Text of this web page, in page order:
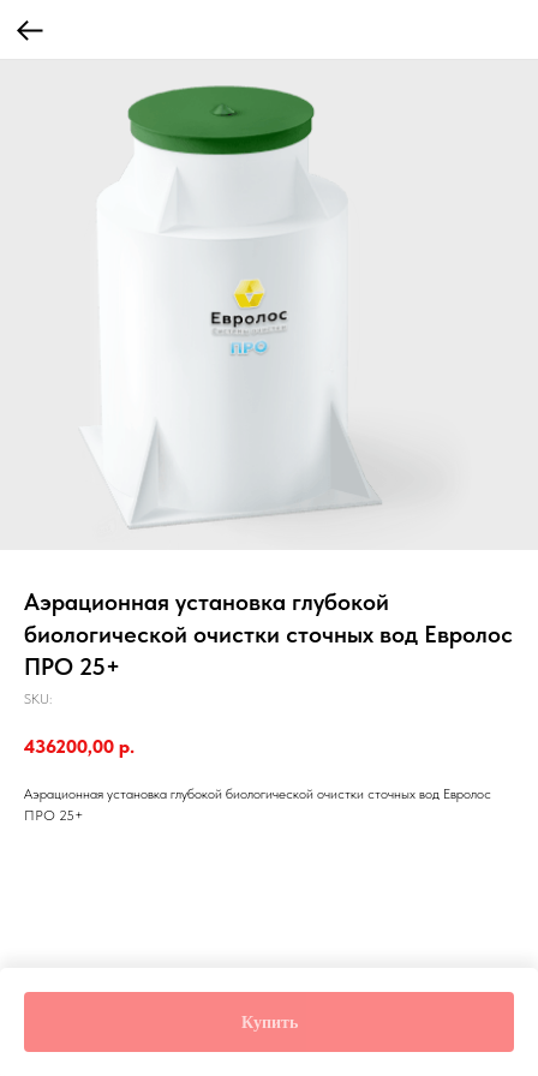
Аэрационная установка глубокой
биологической очистки сточных вод Евролос
ПРО 25+
SKU:
436200,00 р.
Купить
Аэрационная установка глубокой биологической очистки сточных вод Евролос
ПРО 25+